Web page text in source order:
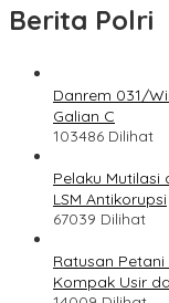
Berita Polri
Danrem 031/
Galian C
103486 Dilihat
Pelaku
LSM Antikorupsi
67039 Dilihat
Ratusan
Kompak Usir